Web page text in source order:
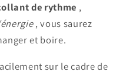
de rythme ,
, vous saurez
et boire.
sur le cadre de